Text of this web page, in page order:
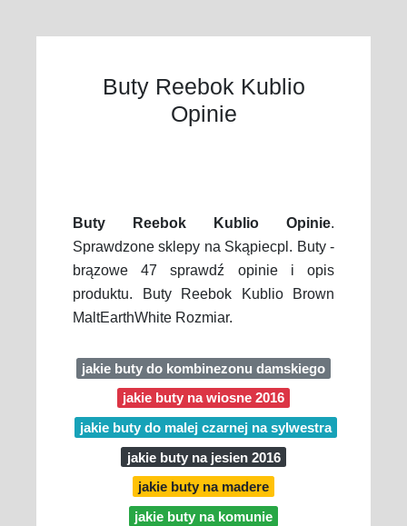
Buty Reebok Kublio
Opinie
Buty Reebok Kublio Opinie.
Sprawdzone sklepy na Skąpiecpl. Buty -
brązowe 47 sprawdź opinie i opis
produktu. Buty Reebok Kublio Brown
MaltEarthWhite Rozmiar.
jakie buty do kombinezonu damskiego
jakie buty na wiosne 2016
jakie buty do malej czarnej na sylwestra
jakie buty na jesien 2016
jakie buty na madere
jakie buty na komunie